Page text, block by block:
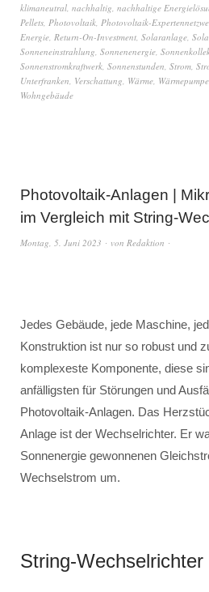
klimaneutral, nachhaltig, nachhaltige
Pellets, Photovoltaik, Photovoltaik-
Energie, Return-On-Investment, Solaranlage,
Sonneneinstrahlung, Sonnenenergie,
Sonnenstromkraftwerk, Sonnenstunden, Strom,
Unterfranken, Verschattung, Wärme, Wärmepumpe
Wohngebäude
Photovoltaik-Anlagen |
im Vergleich mit String-
Montag, 5. Juni 2023 von Redaktion
Jedes Gebäude, jede Maschine,
Konstruktion ist nur so robust und
komplexeste Komponente, diese
anfälligsten für Störungen und
Photovoltaik-Anlagen. Das
Anlage ist der Wechselrichter. Er
Sonnenergie gewonnenen
Wechselstrom um.
String-Wechselrichter